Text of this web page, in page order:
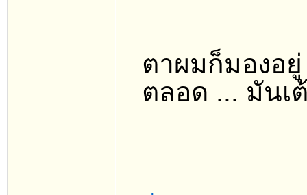
ตาผมก็มองอ
ตลอด ... มันเ